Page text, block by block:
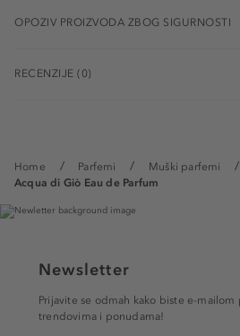
Home Parfemi Muški parfemi
Acqua di Giò Eau de Parfum
OPOZIV PROIZVODA ZBOG SIGURNOSTI
RECENZIJE (0)
Newsletter
Prijavite se odmah kako biste e-
trendovima i ponudama!